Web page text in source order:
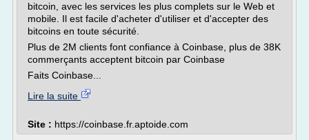
bitcoin, avec les services les plus complets sur le Web et
mobile. Il est facile d'acheter d'utiliser et d'accepter des
bitcoins en toute sécurité.
Plus de 2M clients font confiance à Coinbase, plus de 38K
commerçants acceptent bitcoin par Coinbase
Faits Coinbase...
Lire la suite
Site : https://coinbase.fr.aptoide.com